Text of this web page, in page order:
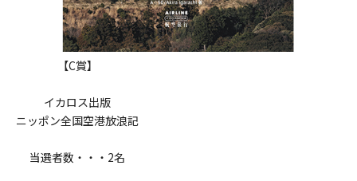
【C賞】
イカロス出版
ニッポン全国空港放浪記
当選者数・・・2名